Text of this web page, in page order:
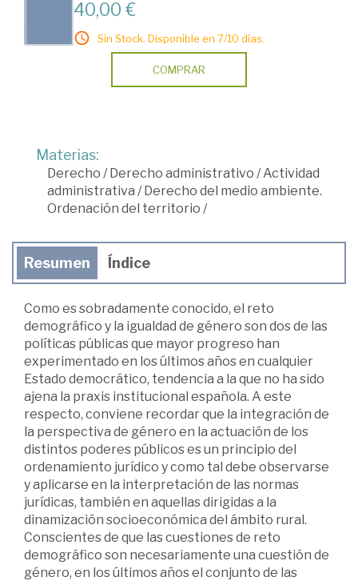
40,00 €
Sin Stock. Disponible en 7/10 días.
COMPRAR
Materias:
Derecho /Derecho administrativo /Actividad
administrativa /Derecho del medio ambiente.
Ordenación del territorio /
Resumen Índice
Como es sobradamente conocido, el reto
demográfico y la igualdad de género son dos de las
políticas públicas que mayor progreso han
experimentado en los últimos años en cualquier
Estado democrático, tendencia a la que no ha sido
ajena la praxis institucional española. A este
respecto, conviene recordar que la integración de
la perspectiva de género en la actuación de los
distintos poderes públicos es un principio del
ordenamiento jurídico y como tal debe observarse
y aplicarse en la interpretación de las normas
jurídicas, también en aquellas dirigidas a la
dinamización socioeconómica del ámbito rural.
Conscientes de que las cuestiones de reto
demográfico son necesariamente una cuestión de
género, en los últimos años el conjunto de las